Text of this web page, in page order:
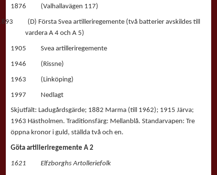
1876 (Valhallavägen 117)
(D) Första Svea artilleriregemente (två batterier avskildes till
vardera A 4 och A 5)
1905 Svea artilleriregemente
1946 (Rissne)
1963 (Linköping)
1997 Nedlagt
Skjutfält: Ladugårdsgärde; 1882 Marma (till 1962); 1915 Järva;
1963 Hästholmen. Traditionsfärg: Mellanblå. Standarvapen: Tre
öppna kronor i guld, ställda två och en.
Göta artilleriregemente A 2
1621 Elfzborghs Artolleriefolk